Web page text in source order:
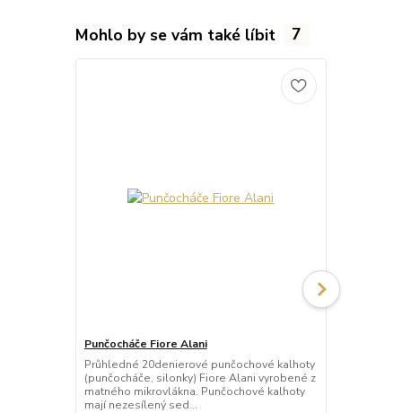
Mohlo by se vám také líbit 7
Punčocháče Fiore Alani
Průhledné 20denierové punčochové kalhoty
(punčocháče, silonky) Fiore Alani vyrobené z
matného mikrovlákna. Punčochové kalhoty
mají nezesílený sed...